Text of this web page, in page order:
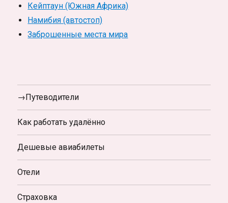
Кейптаун (Южная Африка)
Намибия (автостоп)
Заброшенные места мира
→Путеводители
Как работать удалённо
Дешевые авиабилеты
Отели
Страховка